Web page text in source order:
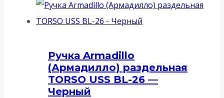
Ручка Armadillo
(Армадилло) раздельная
TORSO USS BL-26 —
Черный